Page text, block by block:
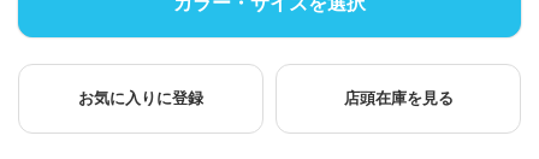
お気に入りに登録 店頭在庫を見る